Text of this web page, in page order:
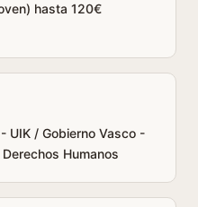
hasta 120€
UIK / Gobierno Vasco -
Humanos